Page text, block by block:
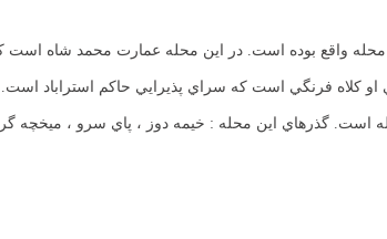
واقع بوده است. در اين محله عمارت محمد شاه است
فرنگي است كه سراي پذيرايي حاكم استراباد است.
گذرهاي اين محله : خيمه دوز ، پاي سرو ،‌ ميخچه